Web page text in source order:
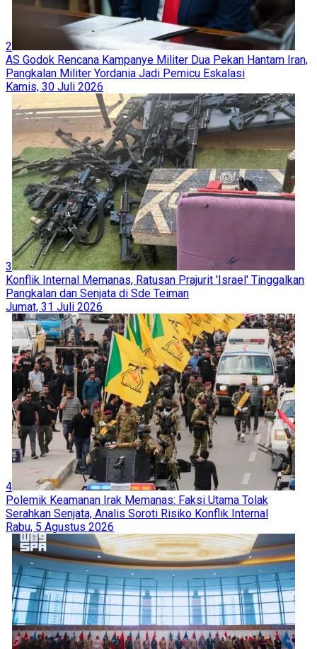
2
AS Godok Rencana Kampanye Militer Dua Pekan Hantam Iran,
Pangkalan Militer Yordania Jadi Pemicu Eskalasi
Kamis, 30 Juli 2026
3
Konflik Internal Memanas, Ratusan Prajurit 'Israel' Tinggalkan
Pangkalan dan Senjata di Sde Teiman
Jumat, 31 Juli 2026
4
Polemik Keamanan Irak Memanas: Faksi Utama Tolak
Serahkan Senjata, Analis Soroti Risiko Konflik Internal
Rabu, 5 Agustus 2026